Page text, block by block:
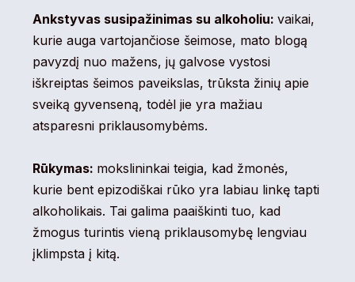
Ankstyvas susipažinimas su alkoholiu:vaikai,
kurie auga vartojančiose šeimose, mato blogą
pavyzdį nuo mažens, jų galvose vystosi
iškreiptas šeimos paveikslas, trūksta žinių apie
sveiką gyvenseną, todėl jie yra mažiau
atsparesni priklausomybėms.
Rūkymas: mokslininkai teigia, kad žmonės,
kurie bent epizodiškai rūko yra labiau linkę tapti
alkoholikais. Tai galima paaiškinti tuo, kad
žmogus turintis vieną priklausomybę lengviau
įklimpsta į kitą.